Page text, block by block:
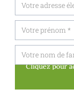
Cliquez pour